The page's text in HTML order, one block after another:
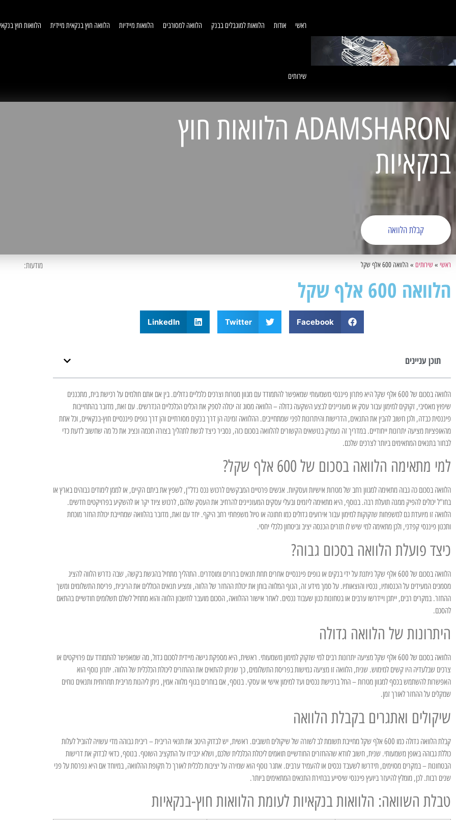
ראשי אודות הלוואות למוגבלים בבנק הלוואה למסורבים הלוואות מיידיות הלוואה חוץ בנקאית מיידית הלוואות חוץ
שירותים
ADAMSHARON הלוואות חוץ
בנקאיות
קבלת הלוואה
ראשי »שירותים » הלוואה 600 אלף שקל
הלוואה 600 אלף שקל
Facebook
Twitter
LinkedIn
תוכן עניינים
הלוואה בסכום של 600 אלף שקל היא פתרון פיננסי משמעותי שמאפשר להתמודד עם מגוון מטרות וצרכים כלכליים גדולים. בין אם אתם חולמים על רכישת בית, מתכננים
שיפוץ מאסיבי, זקוקים למימון עבור עסק או מעוניינים לבצע השקעה גדולה – הלוואה מסוג זה יכולה לספק את הכלים הכלכליים הנדרשים. עם זאת, מדובר בהתחייבות
פיננסית כבדה, ולכן חשוב להבין את התנאים, הדרישות והיתרונות לפני שמתחייבים. ההלוואה זמינה הן דרך בנקים מסורתיים והן דרך גופים פיננסיים חוץ-בנקאיים, וכל אחת
מהאופציות מציעה יתרונות ייחודיים. במדריך זה נעמיק בנושאים הקשורים להלוואה בסכום כזה, נסביר כיצד לגשת לתהליך בצורה חכמה ונציג את כל מה שחשוב לדעת כדי
לבחור בתנאים המתאימים ביותר לצרכים שלכם.
למי מתאימה הלוואה בסכום של 600 אלף שקל?
הלוואה בסכום כה גבוה מתאימה למגוון רחב של מטרות אישיות ועסקיות. אנשים פרטיים המבקשים לרכוש נכס נדל"ן, לשפץ את ביתם הקיים, או לממן לימודים גבוהים בארץ או
בחו"ל יכולים להפיק ממנה תועלת רבה. בנוסף, היא מתאימה ליזמים ובעלי עסקים המעוניינים להרחיב את העסק שלהם, לרכוש ציוד יקר או להשקיע בפרויקטים חדשים.
הלוואה זו מיועדת גם למשפחות שזקוקות למימון עבור אירועים גדולים כמו חתונה או טיול משפחתי רחב היקף. יחד עם זאת, מדובר בהלוואה שמחייבת יכולת החזר מוכחת
ותכנון פיננסי קפדני, ולכן מתאימה למי שיש לו תזרים הכנסה יציב וביטחון כלכלי יחסי.
כיצד פועלת הלוואה בסכום גבוה?
הלוואה בסכום של 600 אלף שקל ניתנת על ידי בנקים או גופים פיננסיים אחרים תחת תנאים ברורים ומוסדרים. התהליך מתחיל בהגשת בקשה, שבה נדרש הלווה להציג
מסמכים המעידים על הכנסותיו, נכסיו והוצאותיו. על סמך מידע זה, הגוף המלווה בוחן את יכולת ההחזר של הלווה, ומציע תנאים הכוללים את הריבית, פריסת התשלומים ומשך
ההחזר. במקרים רבים, ייתכן ויידרשו ערבים או בטחונות כגון שעבוד נכסים. לאחר אישור ההלוואה, הסכום מועבר לחשבון הלווה והוא מתחיל לשלם תשלומים חודשיים בהתאם
להסכם.
היתרונות של הלוואה גדולה
הלוואה בסכום של 600 אלף שקל מציעה יתרונות רבים למי שזקוק למימון משמעותי. ראשית, היא מספקת גישה מיידית לסכום גדול, מה שמאפשר להתמודד עם פרויקטים או
צרכים שבלעדיה היו קשים למימוש. שנית, הלוואה זו מציעה גמישות בפריסת התשלומים, כך שניתן להתאים את ההחזרים ליכולת הכלכלית של הלווה. יתרון נוסף הוא
האפשרות להשתמש בכסף למגוון מטרות – החל ברכישת נכסים ועד למימון אישי או עסקי. בנוסף, אם בוחרים בגוף מלווה אמין, ניתן ליהנות מריבית תחרותית ותנאים נוחים
שמקלים על ההחזר לאורך זמן.
שיקולים ואתגרים בקבלת הלוואה
קבלת הלוואה גדולה כמו 600 אלף שקל מחייבת תשומת לב לשורה של שיקולים חשובים. ראשית, יש לבדוק היטב את תנאי הריבית – ריבית גבוהה מדי עשויה להוביל לעלות
כוללת גבוהה באופן משמעותי. שנית, חשוב לוודא שההחזרים החודשיים תואמים ליכולת הכלכלית שלכם, ושלא יכבידו על התקציב השוטף. בנוסף, כדאי לבדוק את דרישות
הבטחונות – במקרים מסוימים, תידרשו לשעבד נכסים או להעמיד ערבים. אתגר נוסף הוא שמירה על יציבות כלכלית לאורך כל תקופת ההלוואה, במיוחד אם היא נפרסת על פני
שנים רבות. לכן, מומלץ להיעזר ביועץ פיננסי שיסייע בבחירת התנאים המתאימים ביותר.
טבלת השוואה: הלוואות בנקאיות לעומת הלוואות חוץ-בנקאיות
מודעות: